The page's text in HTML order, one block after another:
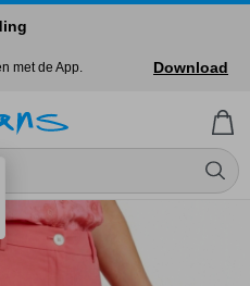
met de App.
Download